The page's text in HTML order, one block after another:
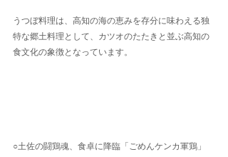
うつぼ料理は、高知の海の恵みを存分に味わえる独
特な郷土料理として、カツオのたたきと並ぶ高知の
食文化の象徴となっています。
○土佐の闘鶏魂、食卓に降臨「ごめんケンカ軍鶏」